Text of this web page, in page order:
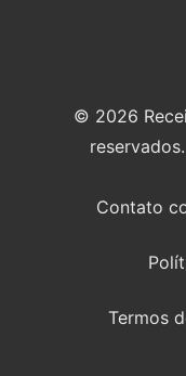
© 2026
reservados.
Contato
Termos